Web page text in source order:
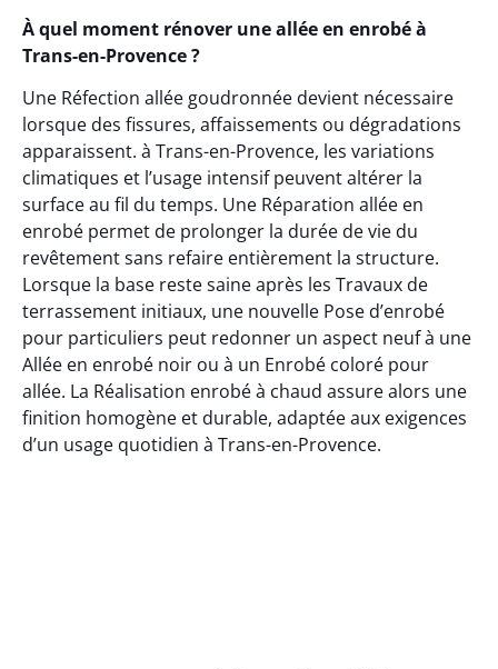
À quel moment rénover une allée en enrobé à
Trans-en-Provence ?
Une Réfection allée goudronnée devient nécessaire
lorsque des fissures, affaissements ou dégradations
apparaissent. à Trans-en-Provence, les variations
climatiques et l’usage intensif peuvent altérer la
surface au fil du temps. Une Réparation allée en
enrobé permet de prolonger la durée de vie du
revêtement sans refaire entièrement la structure.
Lorsque la base reste saine après les Travaux de
terrassement initiaux, une nouvelle Pose d’enrobé
pour particuliers peut redonner un aspect neuf à une
Allée en enrobé noir ou à un Enrobé coloré pour
allée. La Réalisation enrobé à chaud assure alors une
finition homogène et durable, adaptée aux exigences
d’un usage quotidien à Trans-en-Provence.